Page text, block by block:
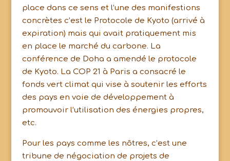
place dans ce sens et l’une des manifestions
concrètes c’est le Protocole de Kyoto (arrivé à
expiration) mais qui avait pratiquement mis
en place le marché du carbone. La
conférence de Doha a amendé le protocole
de Kyoto. La COP 21 à Paris a consacré le
fonds vert climat qui vise à soutenir les efforts
des pays en voie de développement à
promouvoir l’utilisation des énergies propres,
etc.
Pour les pays comme les nôtres, c’est une
tribune de négociation de projets de